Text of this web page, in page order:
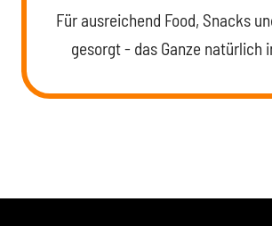
Für ausreichend Food, Snacks
gesorgt - das Ganze natürlich